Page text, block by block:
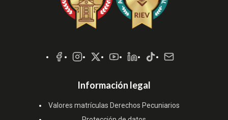
Sociales
Información legal
Valores matrículas Derechos Pecuniarios